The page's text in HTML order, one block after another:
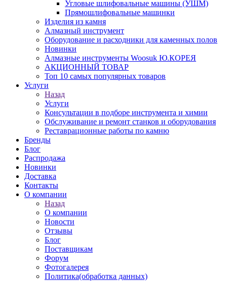
Угловые шлифовальные машины (УШМ)
Прямошлифовальные машинки
Изделия из камня
Алмазный инструмент
Оборудование и расходники для каменных полов
Новинки
Алмазные инструменты Woosuk Ю.КОРЕЯ
АКЦИОННЫЙ ТОВАР
Топ 10 самых популярных товаров
Услуги
Назад
Услуги
Консультации в подборе инструмента и химии
Обслуживание и ремонт станков и оборудования
Реставрационные работы по камню
Бренды
Блог
Распродажа
Новинки
Доставка
Контакты
О компании
Назад
О компании
Новости
Отзывы
Блог
Поставщикам
Форум
Фотогалерея
Политика(обработка данных)